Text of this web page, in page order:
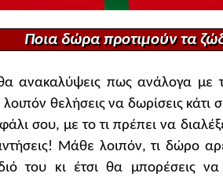
Ποια δώρα προτιμούν τα
ανακαλύψεις πως ανάλογα με
θελήσεις να δωρίσεις
σου, με το τι πρέπει να
Μάθε λοιπόν, τι δώρο
του κι έτσι θα μπορέσεις να